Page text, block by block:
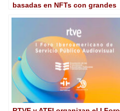
basadas en NFTs con grandes